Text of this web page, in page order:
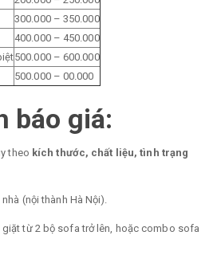
300.000 – 350.000
400.000 – 450.000
500.000 – 600.000
500.000 – 00.000
báo giá:
theo kích thước, chất liệu, tình trạng
(nội thành Hà Nội).
giặt từ 2 bộ sofa trở lên, hoặc combo sofa